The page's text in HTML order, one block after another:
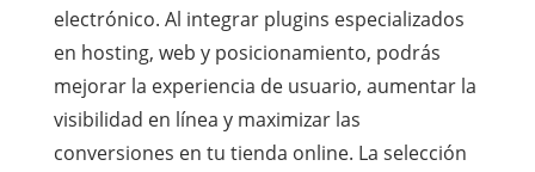
electrónico. Al integrar plugins especializados
en hosting, web y posicionamiento, podrás
mejorar la experiencia de usuario, aumentar la
visibilidad en línea y maximizar las
conversiones en tu tienda online. La selección